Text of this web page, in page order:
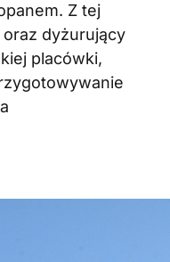
Z tej
oraz dyżurujący
placówki,